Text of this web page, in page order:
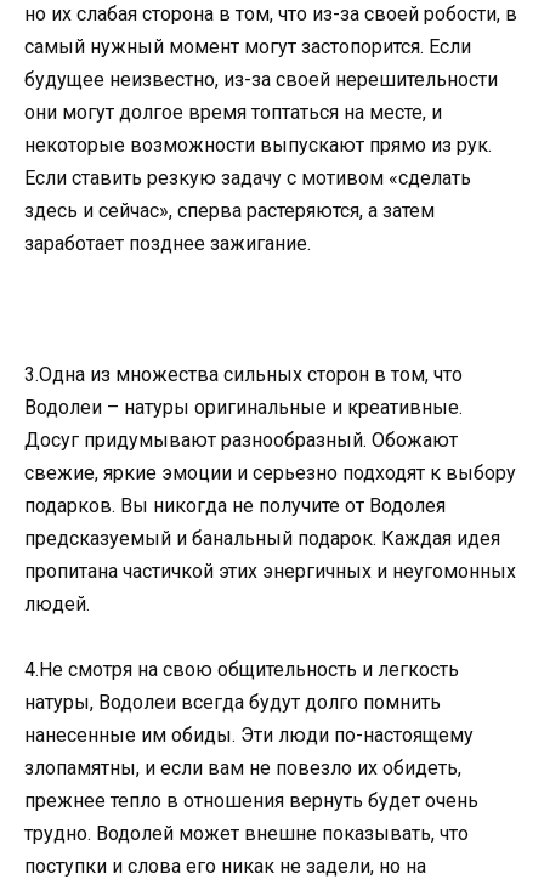
но их слабая сторона в том, что из-за своей робости, в
самый нужный момент могут застопорится. Если
будущее неизвестно, из-за своей нерешительности
они могут долгое время топтаться на месте, и
некоторые возможности выпускают прямо из рук.
Если ставить резкую задачу с мотивом «сделать
здесь и сейчас», сперва растеряются, а затем
заработает позднее зажигание.
3.Одна из множества сильных сторон в том, что
Водолеи – натуры оригинальные и креативные.
Досуг придумывают разнообразный. Обожают
свежие, яркие эмоции и серьезно подходят к выбору
подарков. Вы никогда не получите от Водолея
предсказуемый и банальный подарок. Каждая идея
пропитана частичкой этих энергичных и неугомонных
людей.
4.Не смотря на свою общительность и легкость
натуры, Водолеи всегда будут долго помнить
нанесенные им обиды. Эти люди по-настоящему
злопамятны, и если вам не повезло их обидеть,
прежнее тепло в отношения вернуть будет очень
трудно. Водолей может внешне показывать, что
поступки и слова его никак не задели, но на